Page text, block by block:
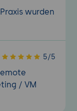
wurden
5/5
/ VM